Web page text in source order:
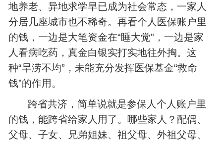
地养老、异地求学早已成为社会常态，一家人
分居几座城市也不稀奇。再看个人医保账户里
的钱，一边是大笔资金在“睡大觉”，一边是家
人看病吃药，真金白银实打实地往外掏。这
种“旱涝不均”，未能充分发挥医保基金“救命
钱”的作用。
跨省共济，简单说就是参保人个人账户里
的钱，能跨省给家人用了。哪些家人？配偶、
父母、子女、兄弟姐妹、祖父母、外祖父母、